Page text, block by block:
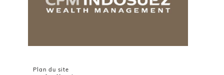
Plan du site